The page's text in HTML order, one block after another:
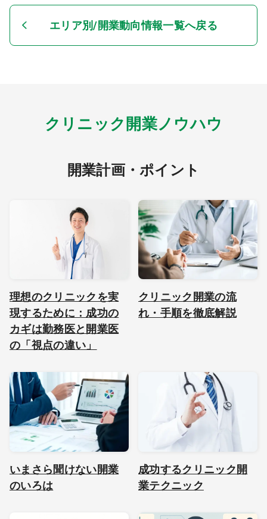
エリア別/開業動向情報一覧へ戻る
クリニック開業ノウハウ
開業計画・ポイント
理想のクリニックを実
現するために：成功の
カギは勤務医と開業医
の「視点の違い」
クリニック開業の流
れ・手順を徹底解説
いまさら聞けない開業
のいろは
成功するクリニック開
業テクニック